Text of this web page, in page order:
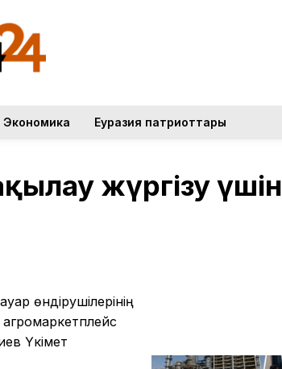
Экономика Еуразия патриоттары
жүргізу үшін
өндірушілерінің
Үкімет